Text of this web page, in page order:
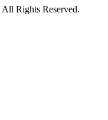
All Rights Reserved.